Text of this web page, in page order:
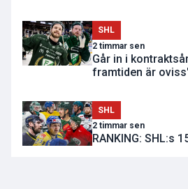
SHL
2 timmar sen
Går in i
framtiden är
SHL
2 timmar sen
RANKING: SHL:s